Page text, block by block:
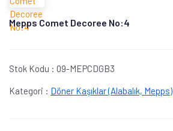
Mepps Comet Decoree No:4
Stok Kodu : 09-MEPCDGB3
Kategori : Döner Kaşıklar (Alabalık, Mepps)